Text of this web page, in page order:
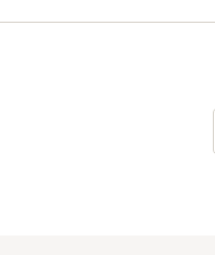
コカ・コーラ 缶 350ml 1本/三ツ
バヤリースオレンジ 缶 245ml 1本